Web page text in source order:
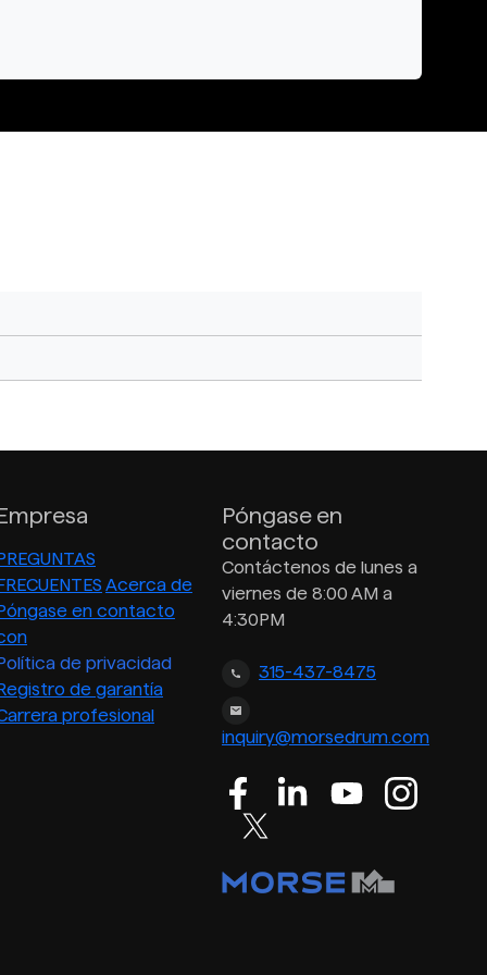
Acerca de
en contacto
de privacidad
de garantía
profesional
Póngase en
contacto
Contáctenos de lunes a
viernes de 8:00 AM a
4:30PM
315-437-8475
inquiry@morsedrum.com